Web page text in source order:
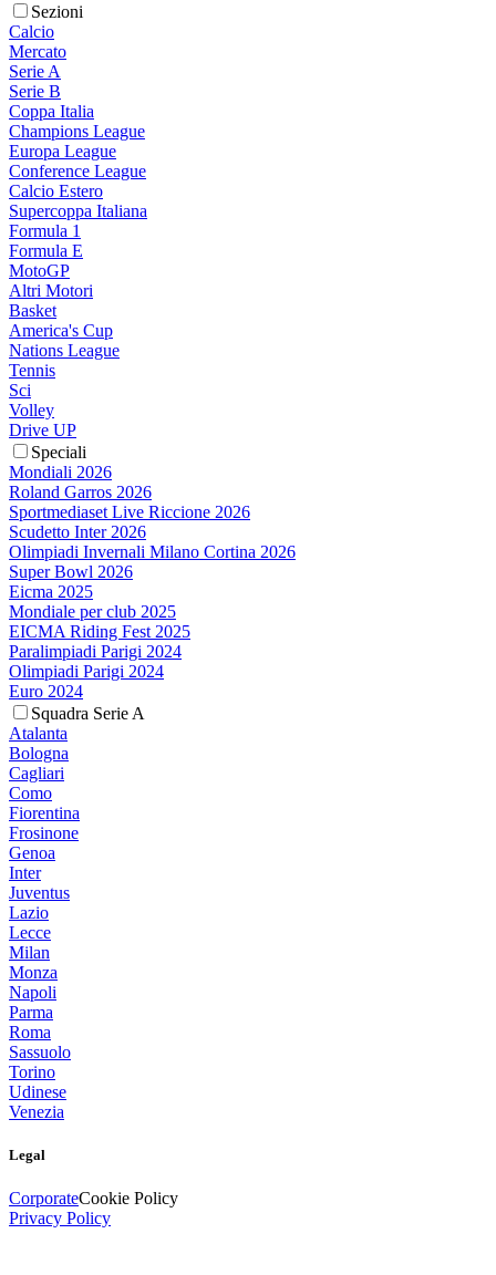
Sezioni
Calcio
Mercato
Serie A
Serie B
Coppa Italia
Champions League
Europa League
Conference League
Calcio Estero
Supercoppa Italiana
Formula 1
Formula E
MotoGP
Altri Motori
Basket
America's Cup
Nations League
Tennis
Sci
Volley
Drive UP
Speciali
Mondiali 2026
Roland Garros 2026
Sportmediaset Live Riccione 2026
Scudetto Inter 2026
Olimpiadi Invernali Milano Cortina 2026
Super Bowl 2026
Eicma 2025
Mondiale per club 2025
EICMA Riding Fest 2025
Paralimpiadi Parigi 2024
Olimpiadi Parigi 2024
Euro 2024
Squadra Serie A
Atalanta
Bologna
Cagliari
Como
Fiorentina
Frosinone
Genoa
Inter
Juventus
Lazio
Lecce
Milan
Monza
Napoli
Parma
Roma
Sassuolo
Torino
Udinese
Venezia
Legal
CorporateCookie Policy
Privacy Policy